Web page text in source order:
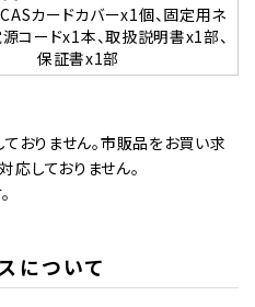
カードカバーx1個、固定用ネ
コードx1本、取扱説明書x1部、
保証書x1部
おりません。市販品をお買い求
応しておりません。
について